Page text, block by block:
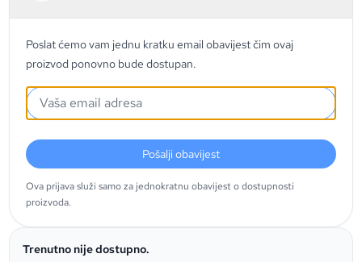
Poslat ćemo vam jednu kratku email obavijest čim ovaj
proizvod ponovno bude dostupan.
Pošalji obavijest
Ova prijava služi samo za jednokratnu obavijest o dostupnosti
proizvoda.
Trenutno nije dostupno.